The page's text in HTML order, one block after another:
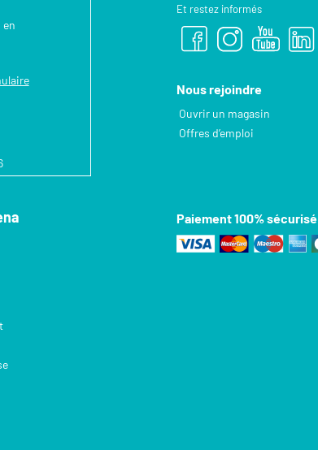
en
Et restez informés
Nous rejoindre
Ouvrir un magasin
Offres d’emploi
Paiement 100% sécurisé